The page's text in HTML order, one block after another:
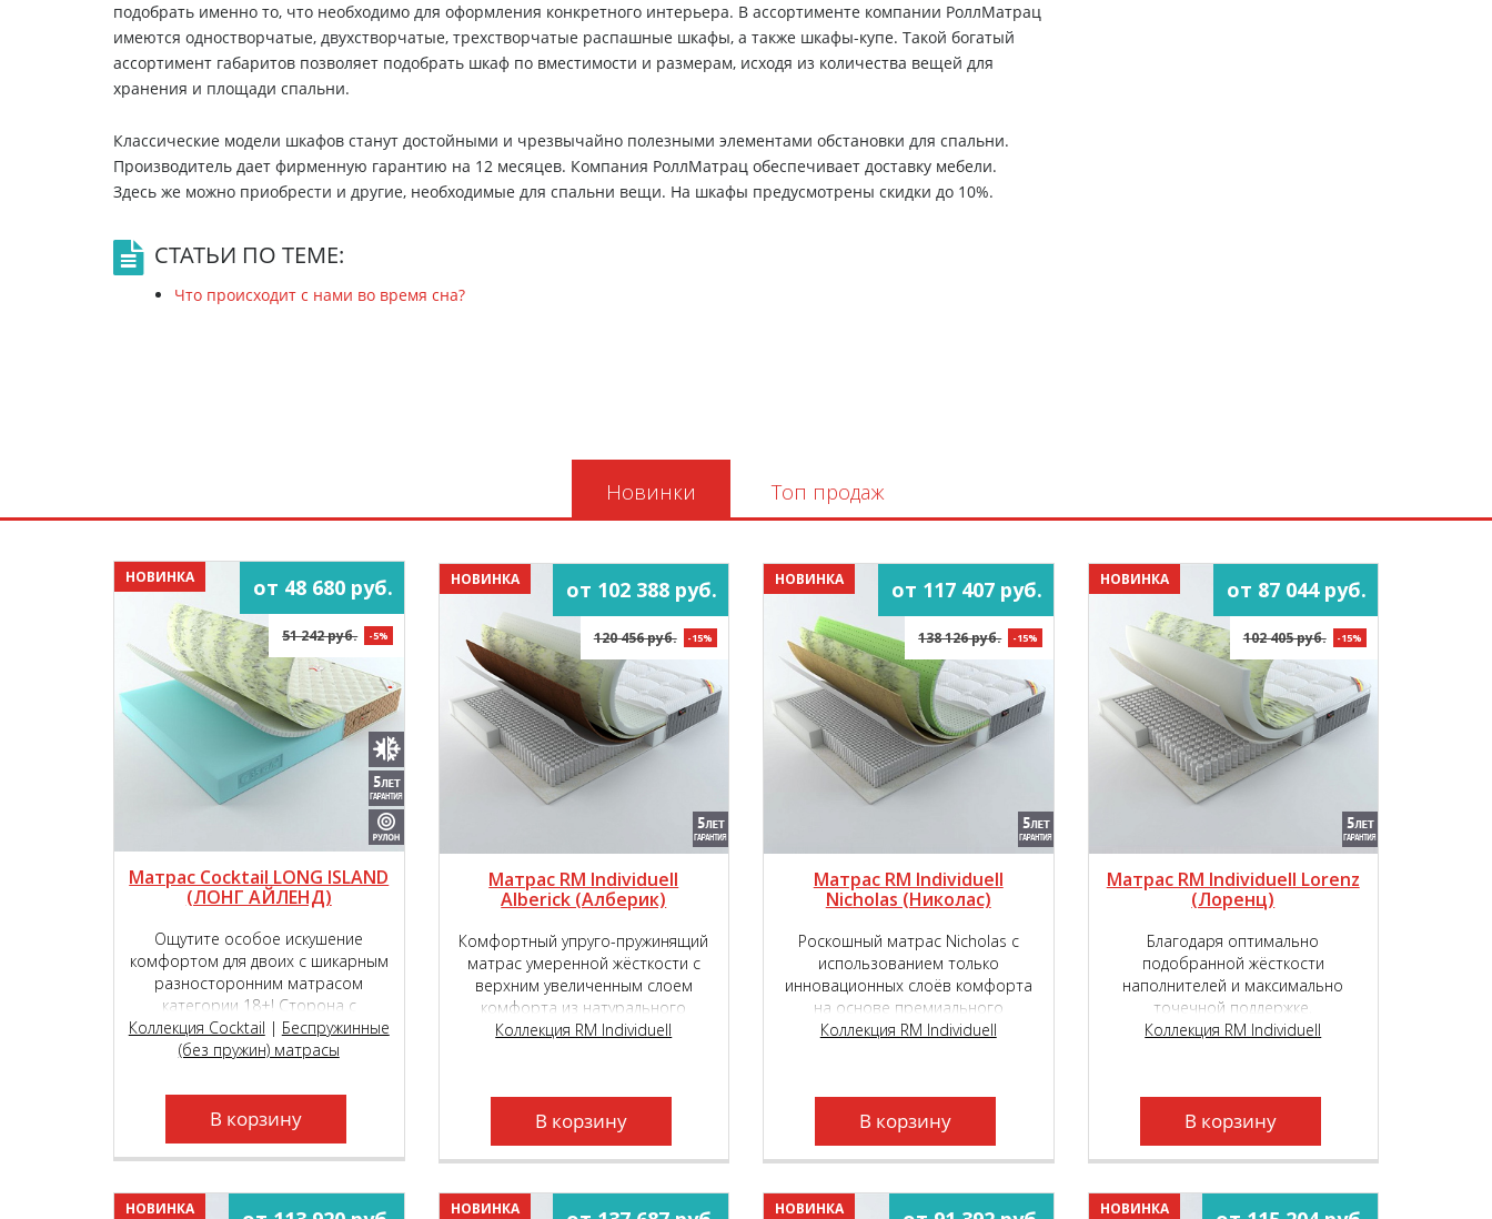
подобрать именно то, что необходимо для оформления конкретного интерьера. В ассортименте компании РоллМатрац
имеются одностворчатые, двухстворчатые, трехстворчатые распашные шкафы, а также шкафы-купе. Такой богатый
ассортимент габаритов позволяет подобрать шкаф по вместимости и размерам, исходя из количества вещей для
хранения и площади спальни.
Классические модели шкафов станут достойными и чрезвычайно полезными элементами обстановки для спальни.
Производитель дает фирменную гарантию на 12 месяцев. Компания РоллМатрац обеспечивает доставку мебели.
Здесь же можно приобрести и другие, необходимые для спальни вещи. На шкафы предусмотрены скидки до 10%.
СТАТЬИ ПО ТЕМЕ:
Что происходит с нами во время сна?
Новинки Топ продаж
НОВИНКА от 48 680 руб.
51 242 руб. -5%
Матрас Cocktail LONG ISLAND
(ЛОНГ АЙЛЕНД)
Ощутите особое искушение
комфортом для двоих с шикарным
разносторонним матрасом
категории 18+! Сторона с
инновационным наполнителем
TIGER touch®, способна подарить
комфортности, обеспечивая вашу
пару непревзойдённым
пружинящим эффектом!
Коллекция Cocktail | Беспружинные
(без пружин) матрасы
В корзину
НОВИНКА от 102 388 руб.
120 456 руб. -15%
Матрас RM Individuell
Alberick (Aлберик)
Комфортный упруго-пружинящий
матрас умеренной жёсткости с
верхним увеличенным слоем
комфорта из натурального
семизонного латекса с подложкой
Коллекция RM Individuell
В корзину
НОВИНКА от 117 407 руб.
138 126 руб. -15%
Матрас RM Individuell
Nicholas (Николас)
Роскошный матрас Nicholas с
использованием только
инновационных слоёв комфорта
на основе премиального
пружинного блока Micropoket S
Коллекция RM Individuell
В корзину
НОВИНКА от 87 044 руб.
102 405 руб. -15%
Матрас RM Individuell Lorenz
(Лоренц)
Благодаря оптимально
подобранной жёсткости
наполнителей и максимально
точечной поддержке,
обеспечиваемой независимым
наивысший уровень комфорта во
время сна и отдыха.
Коллекция RM Individuell
В корзину
НОВИНКА НОВИНКА НОВИНКА НОВИНКА